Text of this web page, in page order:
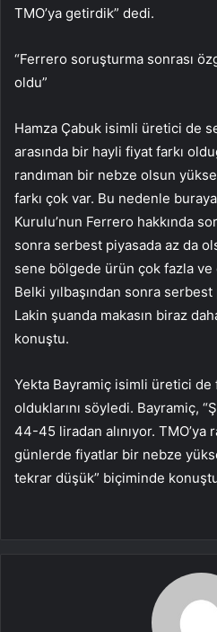
TMO’ya getirdik” dedi.
“Ferrero soruşturma sonrası
oldu”
Hamza Çabuk isimli üretici de
arasında bir hayli fiyat farkı
randıman bir nebze olsun
farkı çok var. Bu nedenle
Kurulu’nun Ferrero hakkında
sonra serbest piyasada az da
sene bölgede ürün çok fazla
Belki yılbaşından sonra
Lakin şuanda makasın biraz
konuştu.
Yekta Bayramiç isimli üretici de
olduklarını söyledi. Bayramiç,
44-45 liradan alınıyor.
günlerde fiyatlar bir nebze
tekrar düşük” biçiminde